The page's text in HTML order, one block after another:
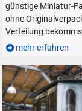
günstige Miniatur-
ohne
Verteilung
mehr erfahren